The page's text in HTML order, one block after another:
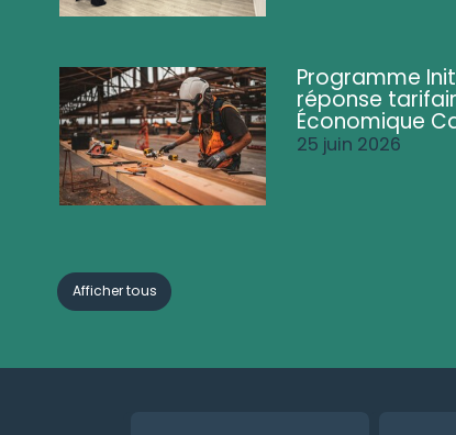
Programme
réponse
Économique
25 juin 2026
Afficher tous